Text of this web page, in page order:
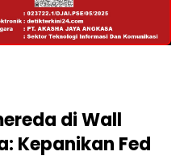
di Wall
Kepanikan Fed